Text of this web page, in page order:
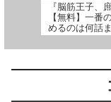
『脳筋王子、
【無料】一番
めるのは何話